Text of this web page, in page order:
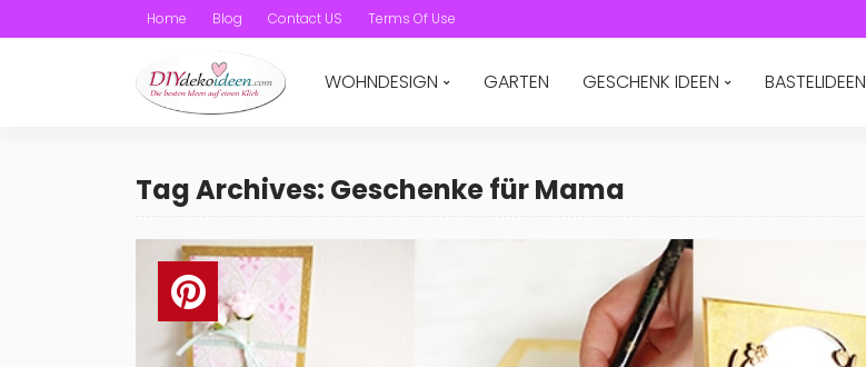
Home Blog Contact US Terms Of Use
WOHNDESIGN GARTEN GESCHENK IDEEN BASTELIDEEN
Tag Archives: Geschenke für Mama